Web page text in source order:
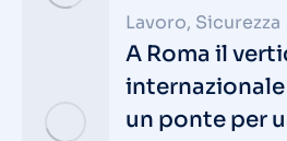
Lavoro, Sicurezza
A Roma il
un ponte per